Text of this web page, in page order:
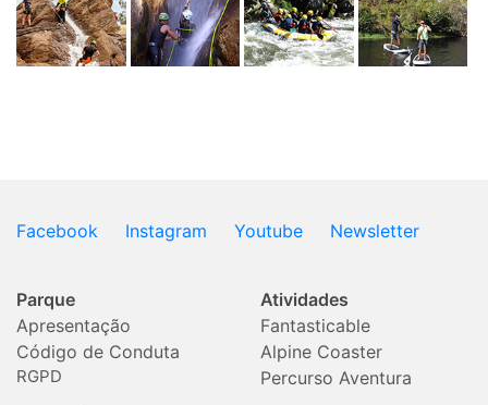
Facebook Instagram Youtube Newsletter
Parque
Apresentação
Código de Conduta
RGPD
Atividades
Fantasticable
Alpine Coaster
Percurso Aventura